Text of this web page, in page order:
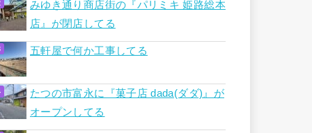
みゆき通り商店街の『パリミキ 姫路総本
店』が閉店してる
五軒屋で何か工事してる
たつの市富永に『菓子店 dada(ダダ)』が
オープンしてる